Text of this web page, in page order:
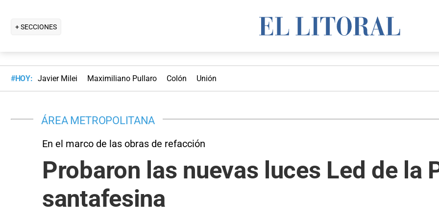
+ SECCIONES
#HOY: Javier Milei Maximiliano Pullaro Colón Unión
ÁREA METROPOLITANA
En el marco de las obras de refacción
Probaron las nuevas luces Led de la
santafesina